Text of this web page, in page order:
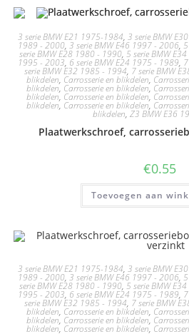
3 serie BMW E21 1975-1984, 3 serie BMW
1989 - 2000, 3 serie BMW E46 1997 - 2006,
serie BMW E28 1980 - 1990, 5 serie BMW
1995 - 2003, 6 serie BMW E24 1975 - 1989,
serie BMW E32 1985 - 1994, 7 serie BMW
blikdelen, Carrosserie en blikdelen,
blikdelen, Carrosserie en blikdelen,
blikdelen, Carrosserie en blikdelen,
blikdelen, Carrosserie en blikdelen,
blikdelen, Z3 BMW E36
Plaatwerkschroef,
€0.55
Toevoegen aan
3 serie BMW E21 1975-1984, 3 serie BMW
1989 - 2000, 3 serie BMW E46 1997 - 2006,
serie BMW E28 1980 - 1990, 5 serie BMW
1995 - 2003, 6 serie BMW E24 1975 - 1989,
serie BMW E32 1985 - 1994, 7 serie BMW
blikdelen, Carrosserie en blikdelen,
blikdelen, Carrosserie en blikdelen,
blikdelen, Carrosserie en blikdelen,